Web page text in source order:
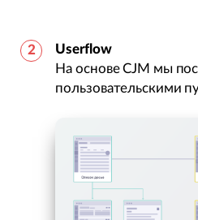
Userflow
На основе CJM мы
пользовательскими